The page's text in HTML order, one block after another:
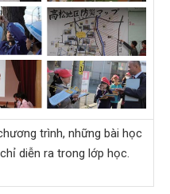
trình, những bài học
diễn ra trong lớp học.